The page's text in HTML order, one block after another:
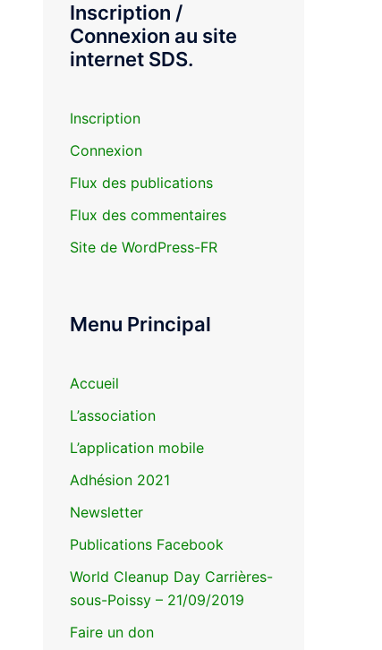
Inscription /
Connexion au site
internet SDS.
Inscription
Connexion
Flux des publications
Flux des commentaires
Site de WordPress-FR
Menu Principal
Accueil
L’association
L’application mobile
Adhésion 2021
Newsletter
Publications Facebook
World Cleanup Day Carrières-
sous-Poissy – 21/09/2019
Faire un don